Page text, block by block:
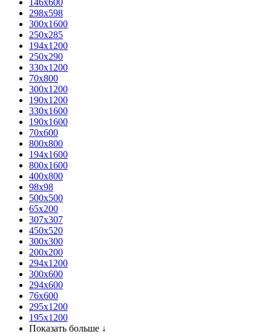
146x600
298x598
300x1600
250x285
194x1200
250x290
330x1200
70x800
300x1200
190x1200
330x1600
190x1600
70x600
800x800
194x1600
800x1600
400х800
98x98
500x500
65x200
307x307
450x520
300x300
200x200
294x1200
300x600
294x600
76х600
295х1200
195х1200
Показать больше ↓